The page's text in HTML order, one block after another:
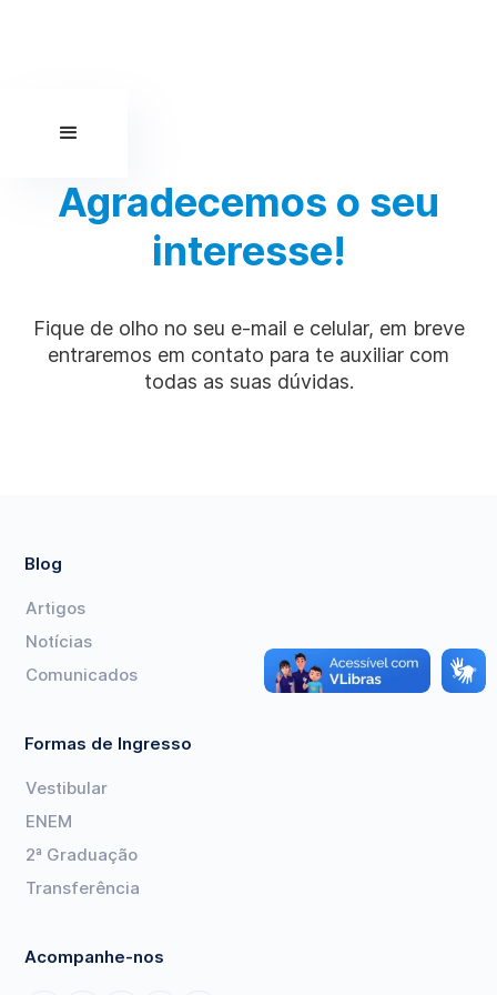
Agradecemos o seu
interesse!
Fique de olho no seu e-mail e celular, em breve
entraremos em contato para te auxiliar com
todas as suas dúvidas.
Blog
Artigos
Notícias
Comunicados
Formas de Ingresso
Vestibular
ENEM
2ª Graduação
Transferência
Acompanhe-nos